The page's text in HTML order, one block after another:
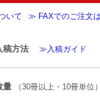
いて ≫ FAXでのご注文
稿方法 ≫入稿ガイド
量 （30冊以上・10冊単位